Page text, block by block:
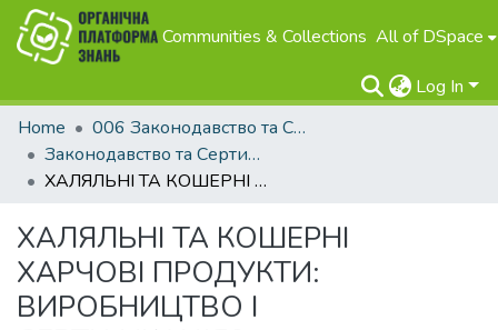
Communities & Collections All of DSpace
Log In
Home
006 Законодавство та Сертифікація
Законодавство та Сертифікація
ХАЛЯЛЬНІ ТА КОШЕРНІ ХАРЧОВІ ПРОДУКТИ: ВИРОБНИЦТВО І СЕРТИФІКАЦІЯ0
ХАЛЯЛЬНІ ТА КОШЕРНІ
ХАРЧОВІ ПРОДУКТИ:
ВИРОБНИЦТВО І